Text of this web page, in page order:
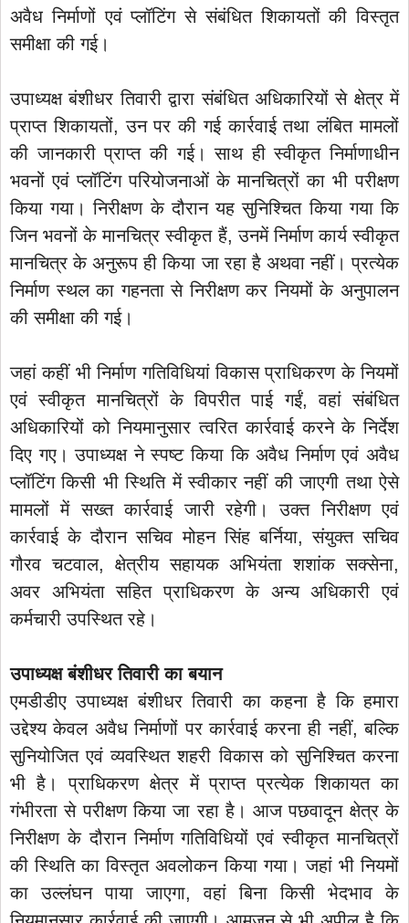
अवैध निर्माणों एवं प्लॉटिंग से संबंधित शिकायतों की विस्तृत
समीक्षा की गई।
उपाध्यक्ष बंशीधर तिवारी द्वारा संबंधित अधिकारियों से क्षेत्र में
प्राप्त शिकायतों, उन पर की गई कार्रवाई तथा लंबित मामलों
की जानकारी प्राप्त की गई। साथ ही स्वीकृत निर्माणाधीन
भवनों एवं प्लॉटिंग परियोजनाओं के मानचित्रों का भी परीक्षण
किया गया। निरीक्षण के दौरान यह सुनिश्चित किया गया कि
जिन भवनों के मानचित्र स्वीकृत हैं, उनमें निर्माण कार्य स्वीकृत
मानचित्र के अनुरूप ही किया जा रहा है अथवा नहीं। प्रत्येक
निर्माण स्थल का गहनता से निरीक्षण कर नियमों के अनुपालन
की समीक्षा की गई।
जहां कहीं भी निर्माण गतिविधियां विकास प्राधिकरण के नियमों
एवं स्वीकृत मानचित्रों के विपरीत पाई गईं, वहां संबंधित
अधिकारियों को नियमानुसार त्वरित कार्रवाई करने के निर्देश
दिए गए। उपाध्यक्ष ने स्पष्ट किया कि अवैध निर्माण एवं अवैध
प्लॉटिंग किसी भी स्थिति में स्वीकार नहीं की जाएगी तथा ऐसे
मामलों में सख्त कार्रवाई जारी रहेगी। उक्त निरीक्षण एवं
कार्रवाई के दौरान सचिव मोहन सिंह बर्निया, संयुक्त सचिव
गौरव चटवाल, क्षेत्रीय सहायक अभियंता शशांक सक्सेना,
अवर अभियंता सहित प्राधिकरण के अन्य अधिकारी एवं
कर्मचारी उपस्थित रहे।
उपाध्यक्ष बंशीधर तिवारी का बयान
एमडीडीए उपाध्यक्ष बंशीधर तिवारी का कहना है कि हमारा
उद्देश्य केवल अवैध निर्माणों पर कार्रवाई करना ही नहीं, बल्कि
सुनियोजित एवं व्यवस्थित शहरी विकास को सुनिश्चित करना
भी है। प्राधिकरण क्षेत्र में प्राप्त प्रत्येक शिकायत का
गंभीरता से परीक्षण किया जा रहा है। आज पछवादून क्षेत्र के
निरीक्षण के दौरान निर्माण गतिविधियों एवं स्वीकृत मानचित्रों
की स्थिति का विस्तृत अवलोकन किया गया। जहां भी नियमों
का उल्लंघन पाया जाएगा, वहां बिना किसी भेदभाव के